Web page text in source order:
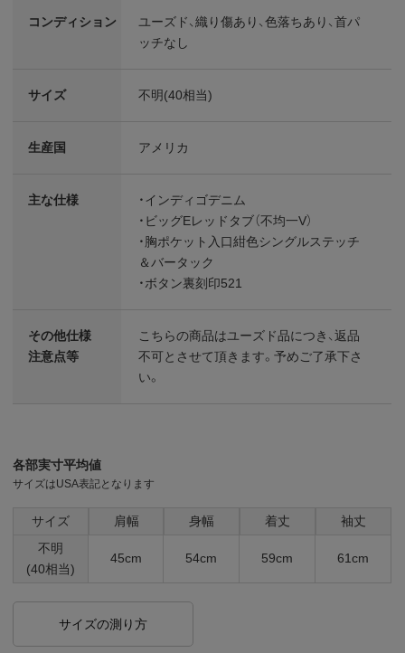
コンディション
ユーズド、織り傷あり、色落ちあり、首パ
ッチなし
サイズ 不明(40相当)
生産国 アメリカ
主な仕様
・インディゴデニム
・ビッグEレッドタブ（不均一V）
・胸ポケット入口紺色シングルステッチ
＆バータック
・ボタン裏刻印521
その他仕様
注意点等
こちらの商品はユーズド品につき、返品
不可とさせて頂きます。予めご了承下さ
い。
各部実寸平均値
サイズはUSA表記となります
サイズ 肩幅 身幅 着丈
袖丈
不明
(40相当)
45cm 54cm 59cm 61cm
サイズの測り方